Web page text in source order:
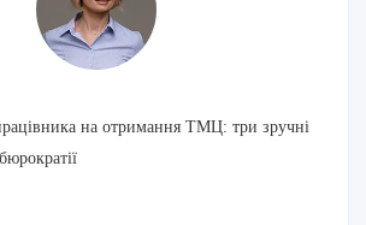
на отримання ТМЦ: три зручні